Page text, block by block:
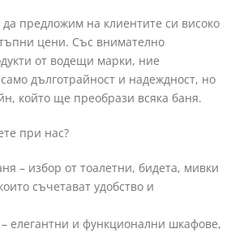
предложим на клиентите си високо
цени. Със внимателно
от водещи марки, ние
дълготрайност и надеждност, но
който ще преобрази всяка баня.
при нас?
– избор от тоалетни, бидета, мивки
съчетават удобство и
елегантни и функционални шкафове,